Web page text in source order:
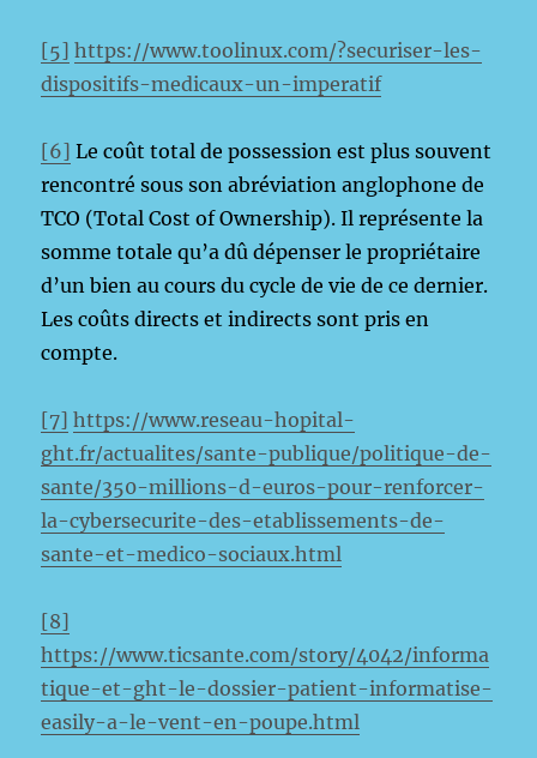
[5] https://www.toolinux.com/?securiser-les-
dispositifs-medicaux-un-imperatif
[6] Le coût total de possession est plus souvent
rencontré sous son abréviation anglophone de
TCO (Total Cost of Ownership). Il représente la
somme totale qu’a dû dépenser le propriétaire
d’un bien au cours du cycle de vie de ce dernier.
Les coûts directs et indirects sont pris en
compte.
[7] https://www.reseau-hopital-
ght.fr/actualites/sante-publique/politique-de-
sante/350-millions-d-euros-pour-renforcer-
la-cybersecurite-des-etablissements-de-
sante-et-medico-sociaux.html
[8]
https://www.ticsante.com/story/4042/informa
tique-et-ght-le-dossier-patient-informatise-
easily-a-le-vent-en-poupe.html